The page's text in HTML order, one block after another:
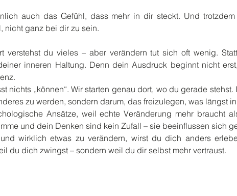
auch das Gefühl, dass mehr in dir steckt. Und
nicht ganz bei dir zu sein.
verstehst du vieles – aber verändern tut sich oft wenig.
inneren Haltung. Denn dein Ausdruck beginnt nicht
nichts „können“. Wir starten genau dort, wo du gerade
zu werden, sondern darum, das freizulegen, was längst
Ansätze, weil echte Veränderung mehr braucht
und dein Denken sind kein Zufall – sie beeinflussen sich
wirklich etwas zu verändern, wirst du dich anders
du dich zwingst – sondern weil du dir selbst mehr vertraust.